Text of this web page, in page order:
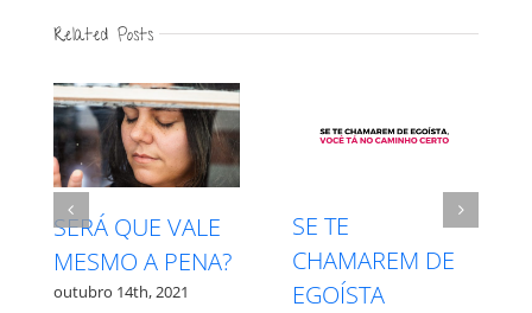
Related Posts
INTUIÇÃO X
MEDO – QUAL É
QUAL?
RESPEITE SEU
PROCESSO
outubro 27th, 2021